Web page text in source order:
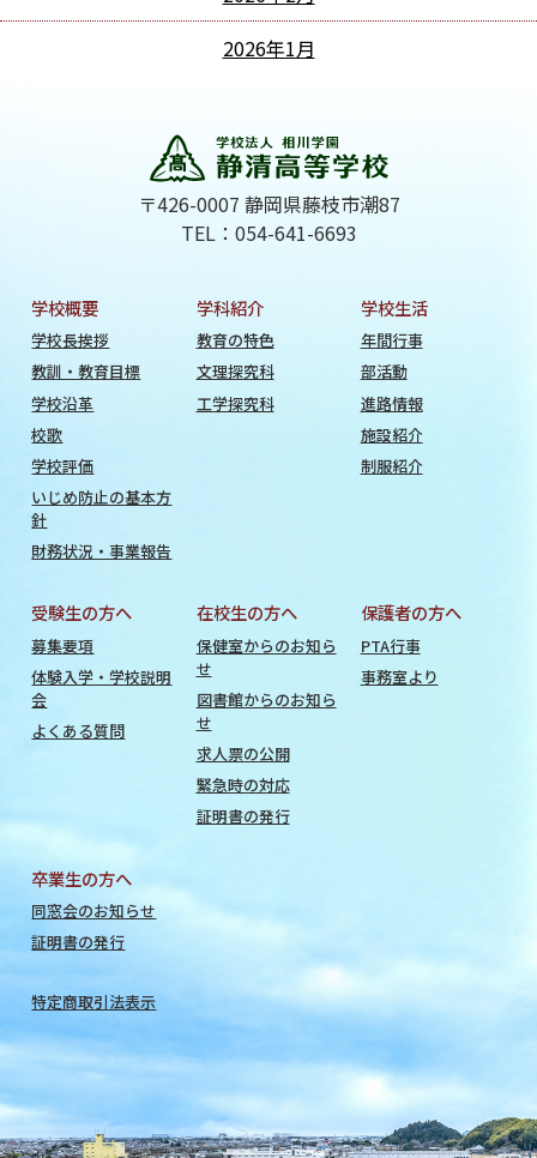
2026年1月
〒426-0007 静岡県藤枝市潮87
TEL：054-641-6693
学校概要
学校長挨拶
教訓・教育目標
学校沿革
校歌
学校評価
いじめ防止の基本方
針
財務状況・事業報告
学科紹介
教育の特色
文理探究科
工学探究科
学校生活
年間行事
部活動
進路情報
施設紹介
制服紹介
受験生の方へ
募集要項
体験入学・学校説明
会
よくある質問
在校生の方へ
保健室からのお知ら
せ
図書館からのお知ら
せ
求人票の公開
緊急時の対応
証明書の発行
保護者の方へ
PTA行事
事務室より
卒業生の方へ
同窓会のお知らせ
証明書の発行
特定商取引法表示